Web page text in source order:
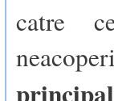
catre